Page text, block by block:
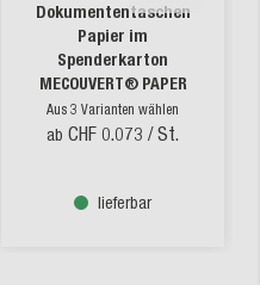
Dokumententaschen
Papier im
Spenderkarton
MECOUVERT® PAPER
Aus 3 Varianten wählen
ab CHF 0.073 / St.
lieferbar